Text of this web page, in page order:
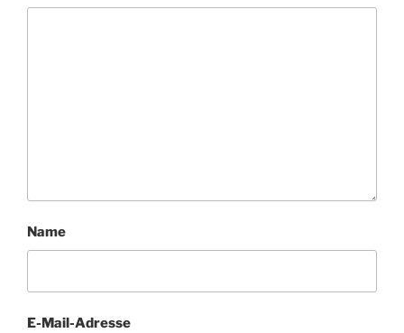
Name
E-Mail-Adresse